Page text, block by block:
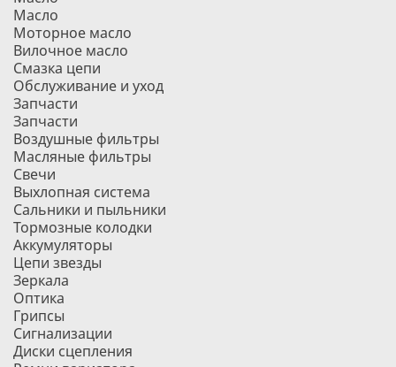
Масло
Моторное масло
Вилочное масло
Смазка цепи
Обслуживание и уход
Запчасти
Запчасти
Воздушные фильтры
Масляные фильтры
Свечи
Выхлопная система
Сальники и пыльники
Тормозные колодки
Аккумуляторы
Цепи звезды
Зеркала
Оптика
Грипсы
Сигнализации
Диски сцепления